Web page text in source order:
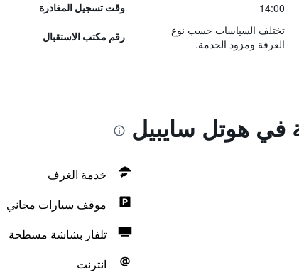
14:00 وقت تسجيل المغادرة
تختلف السياسات حسب نوع
الغرفة ومزود الخدمة.
رقم مكتب الاستقبال
في هوتل سايبيل
خدمة الغرف
موقف سيارات مجاني
تلفاز بشاشة مسطحة
انترنت